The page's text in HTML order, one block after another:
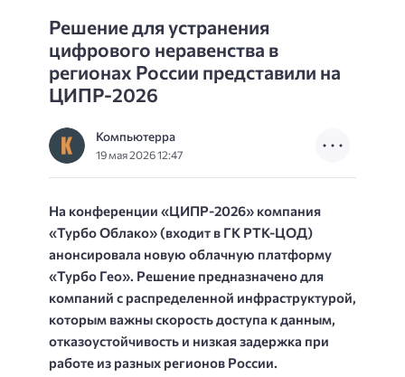
Решение для устранения
цифрового неравенства в
регионах России представили на
ЦИПР-2026
Компьютерра
19 мая 2026 12:47
На конференции «ЦИПР-2026» компания
«Турбо Облако» (входит в ГК РТК-ЦОД)
анонсировала новую облачную платформу
«Турбо Гео». Решение предназначено для
компаний с распределенной инфраструктурой,
которым важны скорость доступа к данным,
отказоустойчивость и низкая задержка при
работе из разных регионов России.